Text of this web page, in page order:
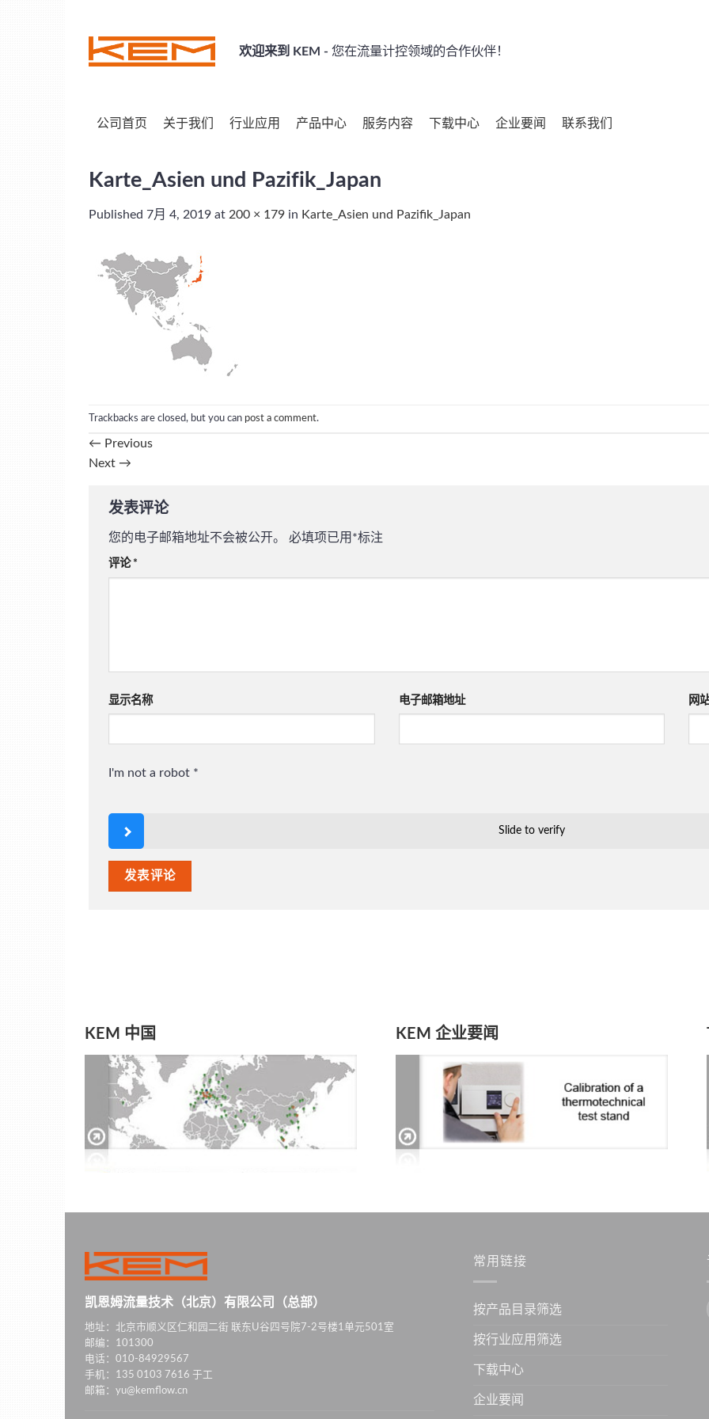
content
欢迎来到 KEM - 您在流量计控领域的合作伙伴！
公司首页 关于我们 行业应用 产品中心 服务内容 下载中心 企业要闻 联系我们
Karte_Asien und Pazifik_Japan
Published 7月 4, 2019 at 200 × 179 in Karte_Asien und Pazifik_Japan
Trackbacks are closed, but you can post a comment.
← Previous
Next →
发表评论
您的电子邮箱地址不会被公开。 必填项已用 *标注
评论 *
显示名称 电子邮箱地址 网
I'm not a robot *
Slide to verify
KEM 中国 KEM 企业要闻
凯恩姆流量技术（北京）有限公司（总部）
地址：北京市顺义区仁和园二街 联东U谷四号院7-2号楼1单元501室
邮编：101300
电话：010-84929567
手机：135 0103 7616 于工
邮箱：yu@kemflow.cn
常用链接
按产品目录筛选
按行业应用筛选
下载中心
企业要闻